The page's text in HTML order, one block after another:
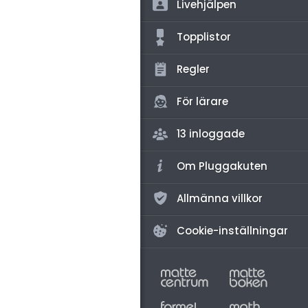
Livehjälpen
Topplistor
Regler
För lärare
13 inloggade
Om Pluggakuten
Allmänna villkor
Cookie-inställningar